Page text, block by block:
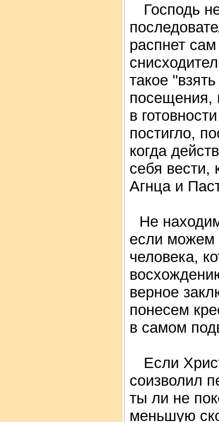
Господь
распнет
такое
посещения,
в
постигло,
когда
себя вести,
Агнца и
Не
если можем
человека,
верное
понесем
в самом
Если
соизволил
ты ли не
меньшую